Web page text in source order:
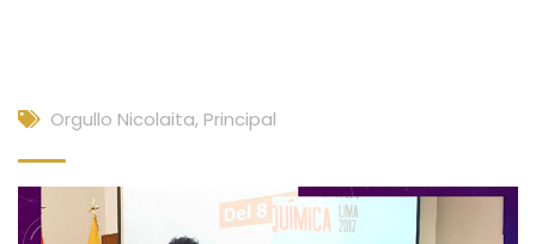
Orgullo Nicolaita, Principal